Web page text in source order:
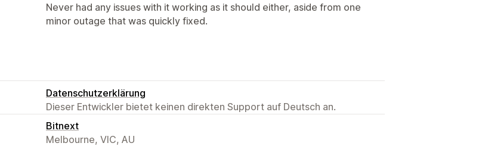
Never had any issues with it working as it should either, aside from one
minor outage that was quickly fixed.
Datenschutzerklärung
Dieser Entwickler bietet keinen direkten Support auf Deutsch an.
Bitnext
Melbourne, VIC, AU